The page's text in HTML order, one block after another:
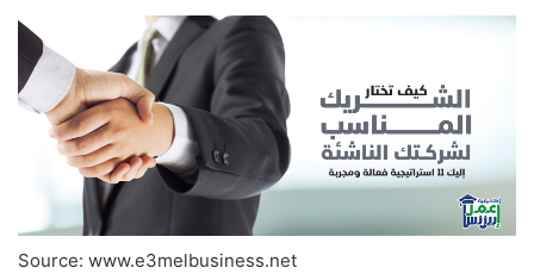
Source: www.e3melbusiness.net